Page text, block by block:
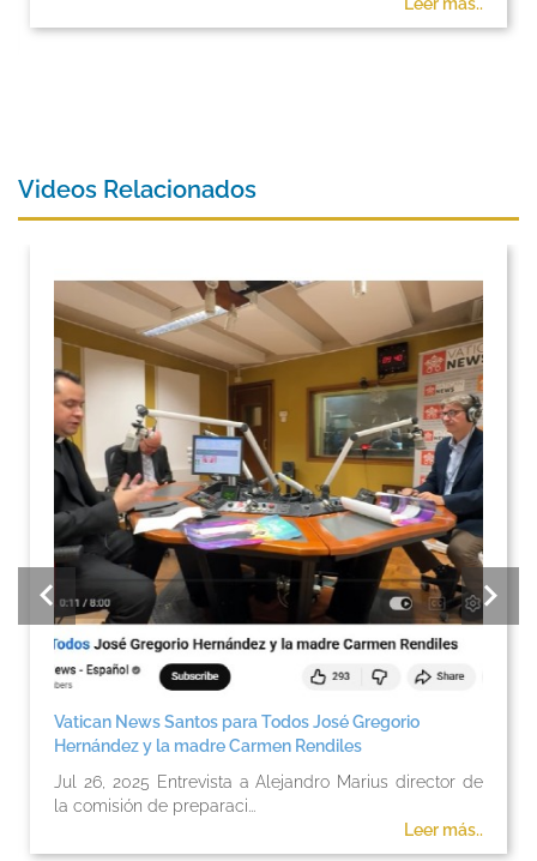
Videos Relacionados
Vatican News Santos para Todos José Gregorio
Hernández y la madre Carmen Rendiles
Jul 26, 2025 Entrevista a Alejandro Marius director de
la comisión de preparaci...
Leer más..